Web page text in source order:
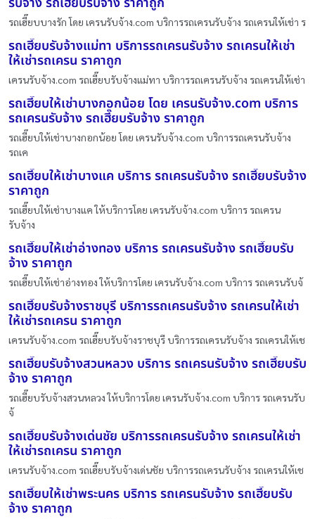
รถเฮี๊ยบบางรัก โดย เครนรับจ้าง.com บริการรถเครนรับจ้าง รถเครนให้เช่า ร
รถเฮี๊ยบรับจ้างแม่ทา บริการรถเครนรับจ้าง รถเครนให้เช่า
ให้เช่ารถเครน ราคาถูก
เครนรับจ้าง.com รถเฮี๊ยบรับจ้างแม่ทา บริการรถเครนรับจ้าง รถเครนให้เช่า
รถเฮี๊ยบให้เช่าบางกอกน้อย โดย เครนรับจ้าง.com บริการ
รถเครนรับจ้าง รถเฮี๊ยบรับจ้าง ราคาถูก
รถเฮี๊ยบให้เช่าบางกอกน้อย โดย เครนรับจ้าง.com บริการรถเครนรับจ้าง
รถเค
รถเฮี๊ยบให้เช่าบางแค บริการ รถเครนรับจ้าง รถเฮี๊ยบรับจ้าง
ราคาถูก
รถเฮี๊ยบให้เช่าบางแค ให้บริการโดย เครนรับจ้าง.com บริการ รถเครน
รับจ้าง
รถเฮี๊ยบให้เช่าอ่างทอง บริการ รถเครนรับจ้าง รถเฮี๊ยบรับ
จ้าง ราคาถูก
รถเฮี๊ยบให้เช่าอ่างทอง ให้บริการโดย เครนรับจ้าง.com บริการ รถเครนรับจ้
รถเฮี๊ยบรับจ้างราชบุรี บริการรถเครนรับจ้าง รถเครนให้เช่า
ให้เช่ารถเครน ราคาถูก
เครนรับจ้าง.com รถเฮี๊ยบรับจ้างราชบุรี บริการรถเครนรับจ้าง รถเครนให้เช
รถเฮี๊ยบรับจ้างสวนหลวง บริการ รถเครนรับจ้าง รถเฮี๊ยบรับ
จ้าง ราคาถูก
รถเฮี๊ยบรับจ้างสวนหลวง ให้บริการโดย เครนรับจ้าง.com บริการ รถเครนรับ
จ้
รถเฮี๊ยบรับจ้างเด่นชัย บริการรถเครนรับจ้าง รถเครนให้เช่า
ให้เช่ารถเครน ราคาถูก
เครนรับจ้าง.com รถเฮี๊ยบรับจ้างเด่นชัย บริการรถเครนรับจ้าง รถเครนให้เช
รถเฮี๊ยบให้เช่าพระนคร บริการ รถเครนรับจ้าง รถเฮี๊ยบรับ
จ้าง ราคาถูก